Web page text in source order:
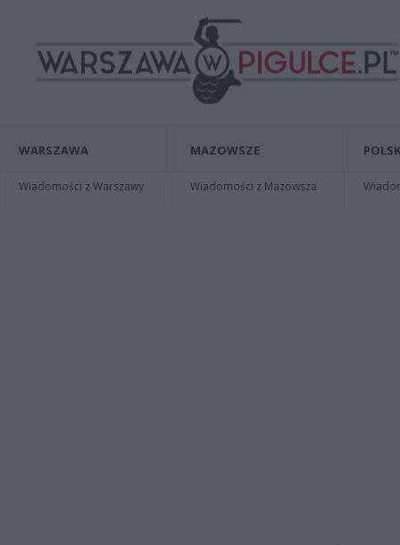
WARSZAWA
Wiadomości z Warszawy
MAZOWSZE
Wiadomości z Mazowsza